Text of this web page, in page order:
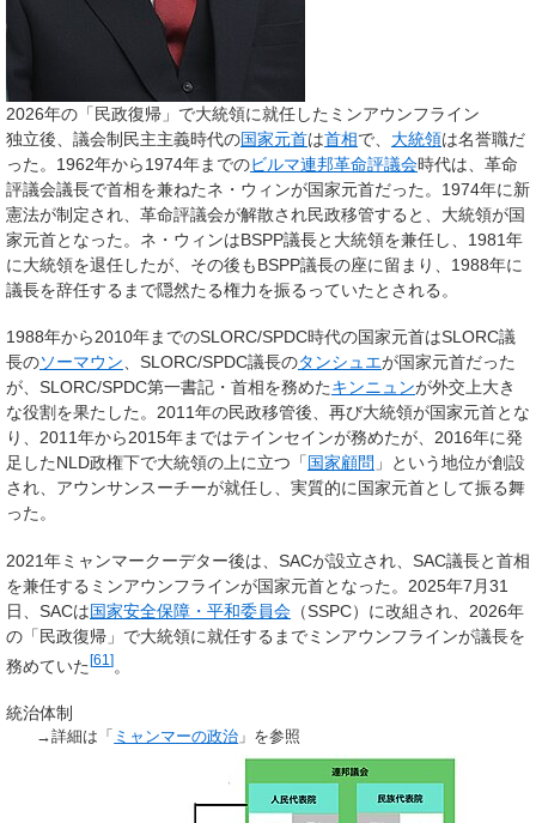
2026年の「民政復帰」で大統領に就任したミンアウンフライン
独立後、議会制民主主義時代の国家元首は首相で、 大統領は名誉職だ
った。1962年から1974年までのビルマ連邦革命評議会時代は、革命
評議会議長で首相を兼ねたネ・ウィンが国家元首だった。1974年に新
憲法が制定され、革命評議会が解散され民政移管すると、大統領が国
家元首となった。ネ・ウィンはBSPP議長と大統領を兼任し、1981年
に大統領を退任したが、その後もBSPP議長の座に留まり、1988年に
議長を辞任するまで隠然たる権力を振るっていたとされる。
1988年から2010年までのSLORC/SPDC時代の国家元首はSLORC議
長のソーマウン、SLORC/SPDC議長のタンシュエが国家元首だった
が、SLORC/SPDC第一書記・首相を務めたキンニュンが外交上大き
な役割を果たした。2011年の民政移管後、再び大統領が国家元首とな
り、2011年から2015年まではテインセインが務めたが、2016年に発
足したNLD政権下で大統領の上に立つ「国家顧問 」という地位が創設
され、アウンサンスーチーが就任し、実質的に国家元首として振る舞
った。
2021年ミャンマークーデター後は、SACが設立され、SAC議長と首相
を兼任するミンアウンフラインが国家元首となった。2025年7月31
日、SACは国家安全保障・平和委員会 （SSPC）に改組され、2026年
の「民政復帰」で大統領に就任するまでミンアウンフラインが議長を
務めていた[61 ]。
統治体制
→詳細は「 ミャンマーの政治 」を参照